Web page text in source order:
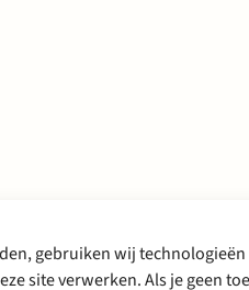
gebruiken wij
site verwerken. Als je geen